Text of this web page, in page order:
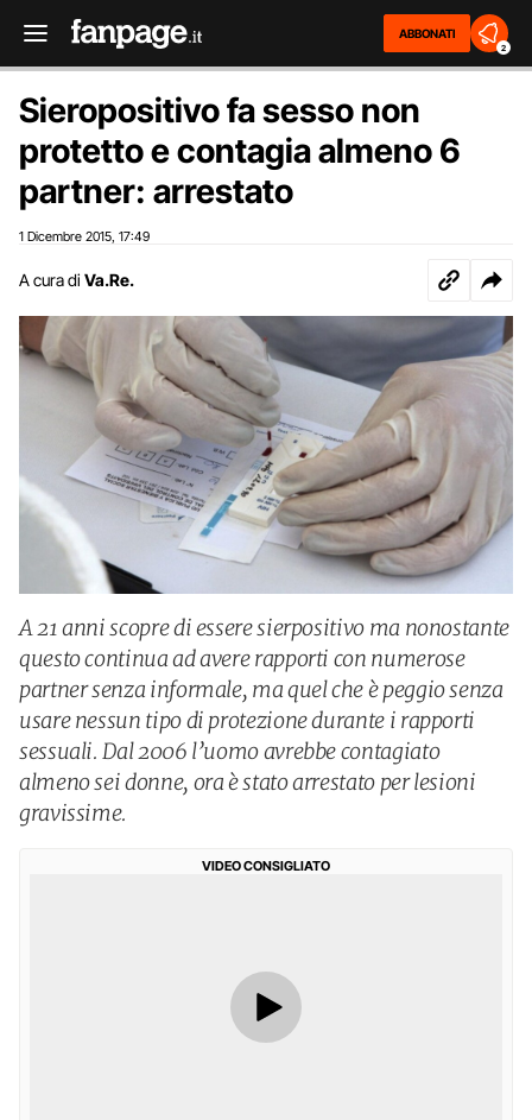
ABBONATI
2
Sieropositivo fa sesso non
protetto e contagia almeno 6
partner: arrestato
1 Dicembre 2015 17:49
A cura di Va.Re.
A 21 anni scopre di essere sierpositivo ma nonostante
questo continua ad avere rapporti con numerose
partner senza informale, ma quel che è peggio senza
usare nessun tipo di protezione durante i rapporti
sessuali. Dal 2006 l’uomo avrebbe contagiato
almeno sei donne, ora è stato arrestato per lesioni
gravissime.
VIDEO CONSIGLIATO